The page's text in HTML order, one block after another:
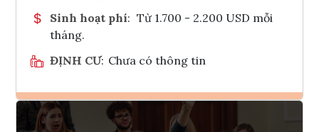
Sinh hoạt phí: Từ 1.700 - 2.200 USD mỗi
tháng.
ĐỊNH CƯ: Chưa có thông tin
Ghi danh